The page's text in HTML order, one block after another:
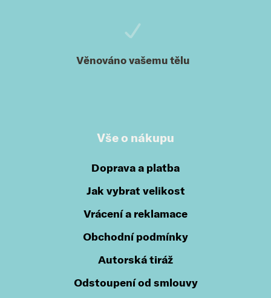
Věnováno vašemu tělu
Vše o nákupu
Doprava a platba
Jak vybrat velikost
Vrácení a reklamace
Obchodní podmínky
Autorská tiráž
Odstoupení od smlouvy